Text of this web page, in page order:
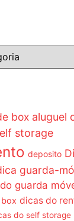
box aluguel
storage
deposito
guarda-
guarda
dicas do
do self storage